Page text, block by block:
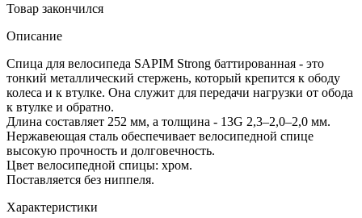
Товар закончился
Описание
Спица для велосипеда SAPIM Strong баттированная - это
тонкий металлический стержень, который крепится к ободу
колеса и к втулке. Она служит для передачи нагрузки от обода
к втулке и обратно.
Длина составляет 252 мм, а толщина - 13G 2,3–2,0–2,0 мм.
Нержавеющая сталь обеспечивает велосипедной спице
высокую прочность и долговечность.
Цвет велосипедной спицы: хром.
Поставляется без ниппеля.
Характеристики